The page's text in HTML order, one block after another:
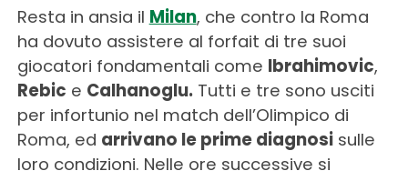
Resta in ansia il Milan, che contro la Roma
ha dovuto assistere al forfait di tre suoi
giocatori fondamentali come Ibrahimovic,
Rebic e Calhanoglu. Tutti e tre sono usciti
per infortunio nel match dell’Olimpico di
Roma, ed arrivano le prime diagnosisulle
loro condizioni. Nelle ore successive si